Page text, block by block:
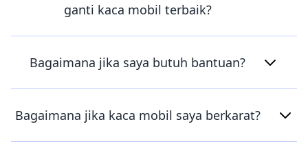
ganti kaca mobil terbaik?
Bagaimana jika saya butuh bantuan?
Bagaimana jika kaca mobil saya berkarat?